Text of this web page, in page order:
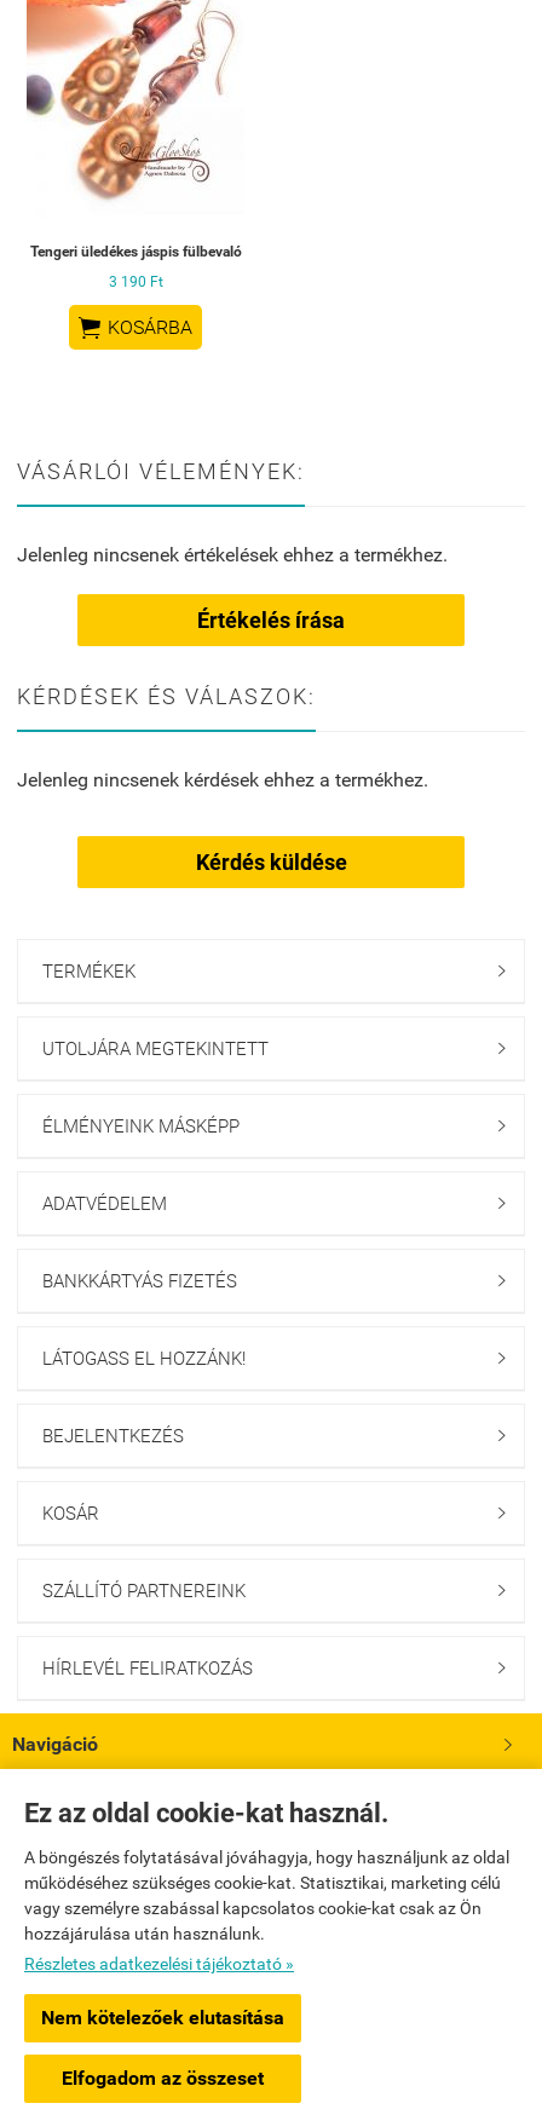
Ez az oldal cookie-kat használ.
A böngészés folytatásával jóváhagyja, hogy használjunk az oldal
működéséhez szükséges cookie-kat. Statisztikai, marketing célú
vagy személyre szabással kapcsolatos cookie-kat csak az Ön
hozzájárulása után használunk.
Részletes adatkezelési tájékoztató »
Nem kötelezőek elutasítása
Elfogadom az összeset
Tengeri üledékes jáspis fülbevaló
3 190 Ft
 KOSÁRBA
VÁSÁRLÓI VÉLEMÉNYEK:
Jelenleg nincsenek értékelések ehhez a termékhez.
Értékelés írása
KÉRDÉSEK ÉS VÁLASZOK:
Jelenleg nincsenek kérdések ehhez a termékhez.
Kérdés küldése
TERMÉKEK 
UTOLJÁRA MEGTEKINTETT 
ÉLMÉNYEINK MÁSKÉPP 
ADATVÉDELEM 
BANKKÁRTYÁS FIZETÉS 
LÁTOGASS EL HOZZÁNK! 
BEJELENTKEZÉS 
KOSÁR 
SZÁLLÍTÓ PARTNEREINK 
HÍRLEVÉL FELIRATKOZÁS 
Navigáció 
Saját fiók
Bemutatkozás
Elérhetőségek
www.gloogloowebshop.hu -WiTech és Társa Kreatív Mérnöki Iroda Kft.
Webáruház készítés